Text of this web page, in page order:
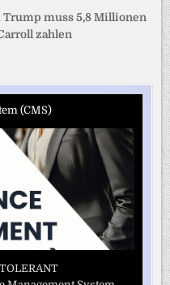
Trump muss 5,8 Millionen
zahlen
(CMS)